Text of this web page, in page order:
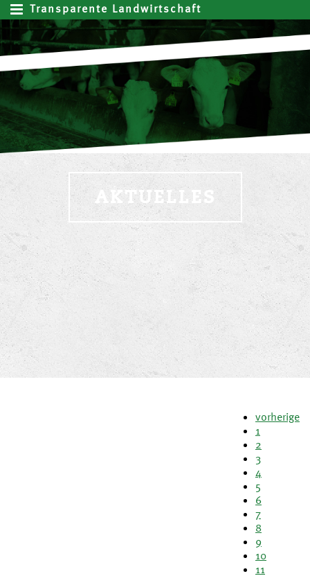
Transparente Landwirtschaft
AKTUELLES
vorherige
1
2
3
4
5
6
7
8
9
10
11